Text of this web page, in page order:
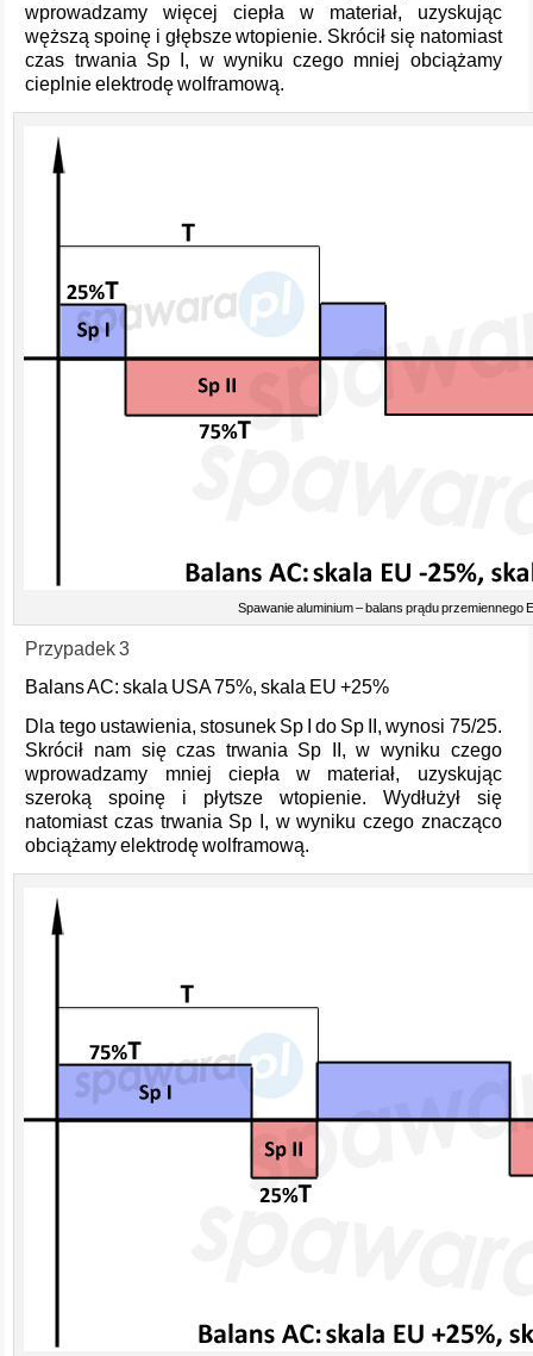
wprowadzamy więcej ciepła w materiał, uzyskując
węższą spoinę i głębsze wtopienie. Skrócił się natomiast
czas trwania Sp I, w wyniku czego mniej obciążamy
cieplnie elektrodę wolframową.
Spawanie aluminium – balans prądu przemiennego
Przypadek 3
Balans AC: skala USA 75%, skala EU +25%
Dla tego ustawienia, stosunek Sp I do Sp II, wynosi 75/25.
Skrócił nam się czas trwania Sp II, w wyniku czego
wprowadzamy mniej ciepła w materiał, uzyskując
szeroką spoinę i płytsze wtopienie. Wydłużył się
natomiast czas trwania Sp I, w wyniku czego znacząco
obciążamy elektrodę wolframową.